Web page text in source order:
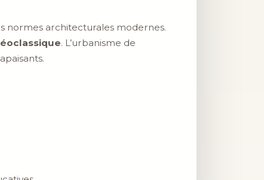
normes architecturales modernes.
. L’urbanisme de